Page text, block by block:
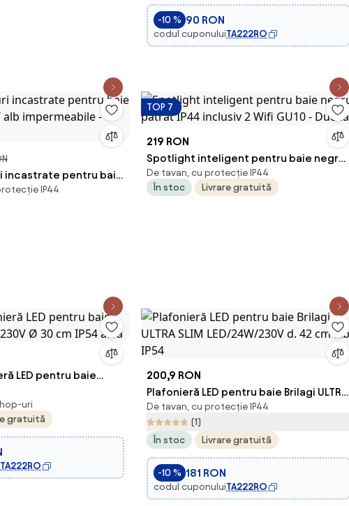
-10 % 90 RON
codul cuponuluiTA222RO
incastrate pentru baie
alb impermeabile -
IP44
TOP 7
219 RON
Spotlight inteligent pentru baie negru
pătrat IP44 inclusiv 2 Wifi GU10 - Ducha
De tavan, cu protecție IP44
În stoc
Livrare gratuită
LED pentru baie
Ø 30 cm IP54 albă
uri
gratuită
TA222RO
200,9 RON
Plafonieră LED pentru baie Brilagi ULTRA
SLIM LED/24W/230V d. 42 cm alb IP54
De tavan, cu protecție IP44
(1)
În stoc
Livrare gratuită
-10 % 181 RON
codul cuponuluiTA222RO